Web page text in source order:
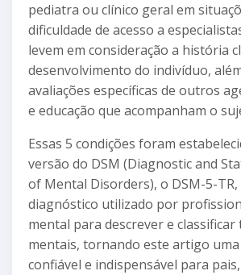
pediatra ou clínico geral em
dificuldade de acesso a
levem em consideração a história
desenvolvimento do indivíduo,
avaliações específicas de outros
e educação que acompanham o
Essas 5 condições foram
versão do DSM (Diagnostic and
of Mental Disorders), o DSM-5-
diagnóstico utilizado por
mental para descrever e
mentais, tornando este artigo
confiável e indispensável para